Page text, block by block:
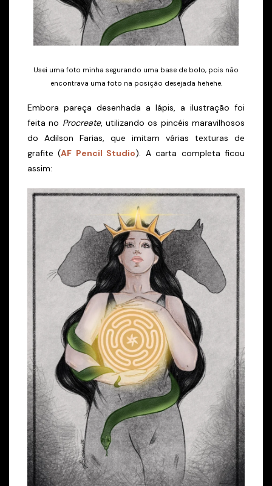
Usei uma foto minha segurando uma base de bolo, pois não
encontrava uma foto na posição desejada hehehe.
Embora pareça desenhada a lápis, a ilustração foi
feita no Procreate, utilizando os pincéis maravilhosos
do Adilson Farias, que imitam várias texturas de
grafite (AF Pencil Studio). A carta completa ficou
assim: